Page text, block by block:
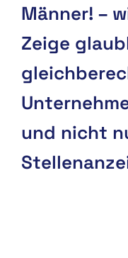
Männer! –
Zeige
und nicht